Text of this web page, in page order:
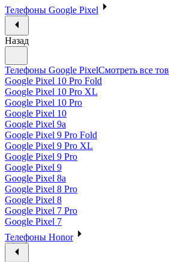
Телефоны Google Pixel
Назад
Телефоны Google PixelСмотреть все
Google Pixel 10 Pro Fold
Google Pixel 10 Pro XL
Google Pixel 10 Pro
Google Pixel 10
Google Pixel 9a
Google Pixel 9 Pro Fold
Google Pixel 9 Pro XL
Google Pixel 9 Pro
Google Pixel 9
Google Pixel 8a
Google Pixel 8 Pro
Google Pixel 8
Google Pixel 7 Pro
Google Pixel 7
Телефоны Honor